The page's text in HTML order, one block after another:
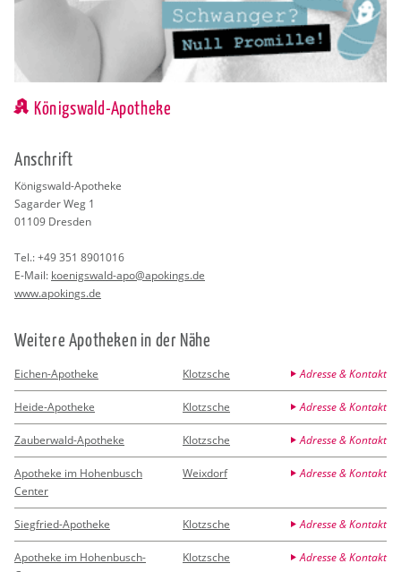
Königswald-Apotheke
An­schrift
Kö­nigs­wald-Apo­the­ke
Sa­gar­der Weg 1
01109 Dres­den
Tel.:+49 351 8901016
E-Mail: ko­enigs­wald-apo@​apokings.​de
www.​apokings.​de
Wei­te­re Apo­the­ken in der Nähe
Eichen-Apotheke Klotzsche Adresse & Kontakt
Heide-Apotheke Klotzsche Adresse & Kontakt
Zauberwald-Apotheke Klotzsche Adresse & Kontakt
Apotheke im Hohenbusch
Center
Weixdorf Adresse & Kontakt
Siegfried-Apotheke Klotzsche Adresse & Kontakt
Apotheke im Hohenbusch-
Klotzsche Adresse & Kontakt